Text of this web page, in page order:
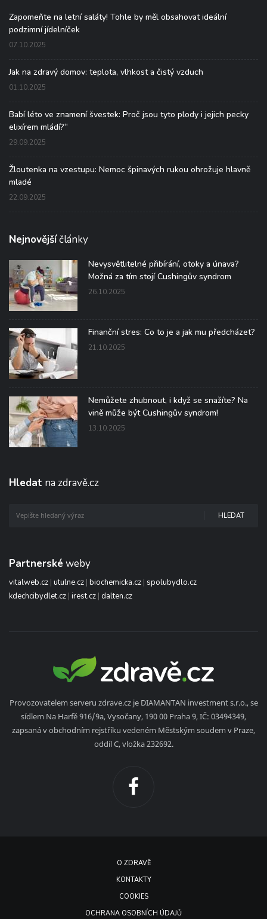
Zapomeňte na letní saláty! Tohle by měl obsahovat ideální
podzimní jídelníček
07.10.2025
Jak na zdravý domov: teplota, vlhkost a čistý vzduch
01.10.2025
Babí léto ve znamení švestek: Proč jsou tyto plody i jejich pecky
elixírem mládí?“
29.09.2025
Žloutenka na vzestupu: Nemoc špinavých rukou ohrožuje hlavně
mladé
22.09.2025
Nejnovějšíčlánky
Nevysvětlitelné přibírání, otoky a únava?
Možná za tím stojí Cushingův syndrom
26.10.2025
Finanční stres: Co to je a jak mu předcházet?
21.10.2025
Nemůžete zhubnout, i když se snažíte? Na
vině může být Cushingův syndrom!
13.10.2025
Hledat na zdravě.cz
HLEDAT
Partnerské weby
vitalweb.cz | utulne.cz | biochemicka.cz | spolubydlo.cz
kdechcibydlet.cz | irest.cz | dalten.cz
Provozovatelem serveru zdrave.cz je DIAMANTAN investment s.r.o., se
sídlem Na Harfě 916/9a, Vysočany, 190 00 Praha 9, IČ: 03494349,
zapsaná v obchodním rejstříku vedeném Městským soudem v Praze,
oddíl C, vložka 232692.
O ZDRAVĚ
KONTAKTY
COOKIES
OCHRANA OSOBNÍCH ÚDAJŮ